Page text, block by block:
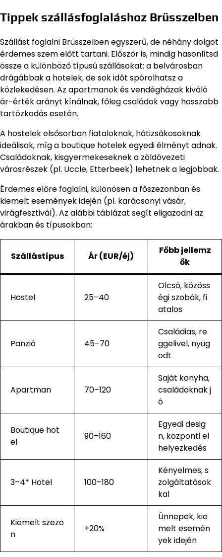
Tippek szállásfoglaláshoz Brüsszelben
Szállást foglalni Brüsszelben egyszerű, de néhány dolgot
érdemes szem előtt tartani. Először is, mindig hasonlítsd
össze a különböző típusú szállásokat: a belvárosban
drágábbak a hotelek, de sok időt spórolhatsz a
közlekedésen. Az apartmanok és vendégházak kiváló
ár-érték arányt kínálnak, főleg családok vagy hosszabb
tartózkodás esetén.
A hostelek elsősorban fiataloknak, hátizsákosoknak
ideálisak, míg a boutique hotelek egyedi élményt adnak.
Családoknak, kisgyermekeseknek a zöldövezeti
városrészek (pl. Uccle, Etterbeek) lehetnek a legjobbak.
Érdemes előre foglalni, különösen a főszezonban és
kiemelt események idején (pl. karácsonyi vásár,
virágfesztivál). Az alábbi táblázat segít eligazodni az
árakban és típusokban:
Szállástípus Ár (EUR/éj)
Főbb jellemz
ők
Hostel 25–40
Olcsó, közöss
égi szobák, fi
atalos
Panzió 45–70
Családias, re
ggelivel, nyug
odt
Apartman 70–120
Saját konyha,
családoknak j
ó
Boutique hot
el
90–160
Egyedi desig
n, központi el
helyezkedés
3–4* Hotel 100–180
Kényelmes, s
zolgáltatások
kal
Kiemelt szezo
n
+20%
Ünnepek, kie
melt esemén
yek idején